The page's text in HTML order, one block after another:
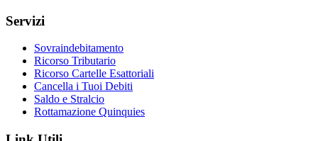
Servizi
Sovraindebitamento
Ricorso Tributario
Ricorso Cartelle Esattoriali
Cancella i Tuoi Debiti
Saldo e Stralcio
Rottamazione Quinquies